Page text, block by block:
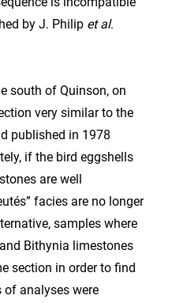
by J. Philip et al.
south of Quinson, on
very similar to the
published in 1978
if the bird eggshells
are well
facies are no longer
samples where
Bithynia limestones
section in order to find
analyses were